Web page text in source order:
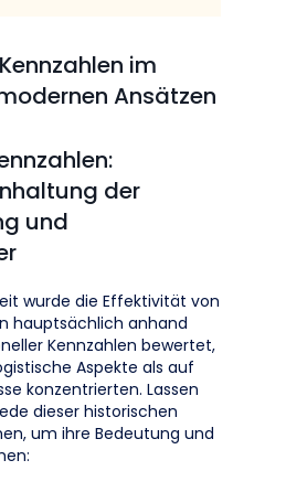
im
Ansätzen
der
und
wurde die Effektivität von
hauptsächlich anhand
Kennzahlen bewertet,
Aspekte als auf
konzentrierten. Lassen
dieser historischen
um ihre Bedeutung und